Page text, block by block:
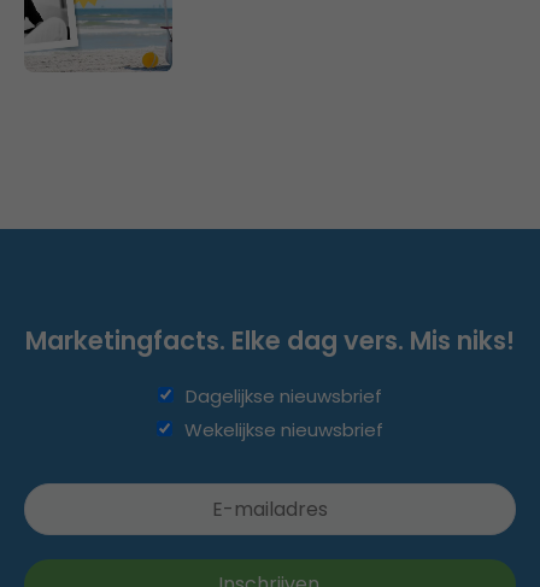
Marketingfacts. Elke dag vers. Mis niks!
Dagelijkse nieuwsbrief
Wekelijkse nieuwsbrief